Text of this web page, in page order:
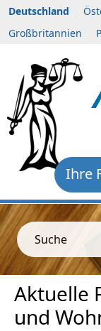
Deutschland
Großbritannien
Ihre
Suche
Aktuelle
und